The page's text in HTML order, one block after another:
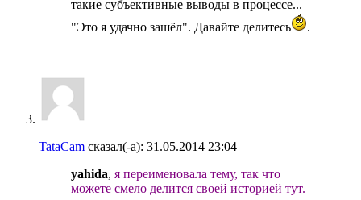
такие субъективные выводы в процессе...
"Это я удачно зашёл". Давайте делитесь
.
TataCam сказал(-а): 31.05.2014 23:04
yahida, я переименовала тему, так что
можете смело делится своей историей тут.